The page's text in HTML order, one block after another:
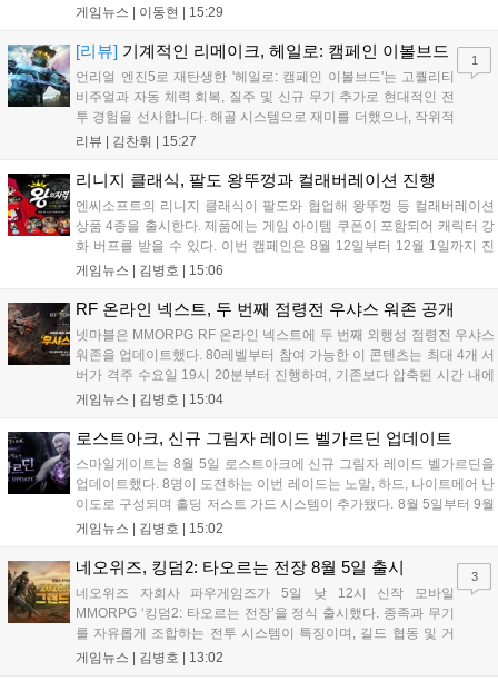
표’는 레스타 NPC를 통해 톱니바퀴, 충전석 등 소모품으로 교환 가능합
을 도모하는 것을 추천합니다....
게임뉴스 | 이동현 15:29
[리뷰] 기계적인 리메이크, 헤일로: 캠페인 이볼브드
언리얼 엔진5로 재탄생한 '헤일로: 캠페인 이볼브드'는 고퀄리티
비주얼과 자동 체력 회복, 질주 및 신규 무기 추가로 현대적인 전
투 경험을 선사합니다. 해골 시스템으로 재미를 더했으나, 작위적
인 프리퀄 임무와 설정 오류 등 디테일은 다소 아쉽습니다. 엔딩
있는 연출을 기대합니다. 마스터 치프의 여정을 경험하고 싶은 신
규 및 기존 유저에게 추천합니다....
리뷰 | 김찬휘 15:27
1
리니지 클래식, 팔도 왕뚜껑과 컬래버레이션 진행
엔씨소프트의 리니지 클래식이 팔도와 협업해 왕뚜껑 등 컬래버레이션
상품 4종을 출시한다. 제품에는 게임 아이템 쿠폰이 포함되어 캐릭터 강
화 버프를 받을 수 있다. 이번 캠페인은 8월 12일부터 12월 1일까지 진
행되며, SNS 이벤트 참여 시 추첨을 통해 공식 가이드북을 증정한다. 자
게임뉴스 | 김병호 15:06
RF 온라인 넥스트, 두 번째 점령전 우샤스 워존 공개
넷마블은 MMORPG RF 온라인 넥스트에 두 번째 외행성 점령전 우샤스
워존을 업데이트했다. 80레벨부터 참여 가능한 이 콘텐츠는 최대 4개 서
버가 격주 수요일 19시 20분부터 진행하며, 기존보다 압축된 시간 내에
PVP와 PVE를 즐길 수 있다. 또한 격전지 5구역과 파티 던전 지옥 난이
아이템이 도입된다. 론칭 500일을 기념한 스페셜 데일리 미션 이벤트도
함께 진행되어 이용자들에게 특별 보상을 제공할 예정이다....
게임뉴스 | 김병호 15:04
로스트아크, 신규 그림자 레이드 벨가르딘 업데이트
스마일게이트는 8월 5일 로스트아크에 신규 그림자 레이드 벨가르딘을
업데이트했다. 8명이 도전하는 이번 레이드는 노말, 하드, 나이트메어 난
이도로 구성되며 홀딩 저스트 가드 시스템이 추가됐다. 8월 5일부터 9월
16일까지 정복전 이벤트가 열리며 미션 달성 시 보상을 제공한다. 또한
를 얻을 수 있다. 자세한 내용은 공식 홈페이지에서 확인 가능하다....
게임뉴스 | 김병호 15:02
네오위즈, 킹덤2: 타오르는 전장 8월 5일 출시
네오위즈 자회사 파우게임즈가 5일 낮 12시 신작 모바일
MMORPG ‘킹덤2: 타오르는 전장’을 정식 출시했다. 종족과 무기
를 자유롭게 조합하는 전투 시스템이 특징이며, 길드 협동 및 거
래 경제를 강조했다. 출시를 기념해 28일간 서버별 레벨 랭킹 이
게임뉴스 | 김병호 13:02
3